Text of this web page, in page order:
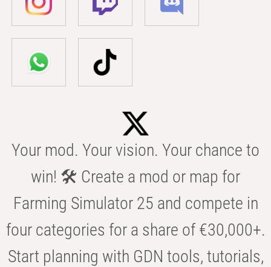
Your mod. Your vision. Your chance to
win! 🛠️ Create a mod or map for
Farming Simulator 25 and compete in
four categories for a share of €30,000+.
Start planning with GDN tools, tutorials,